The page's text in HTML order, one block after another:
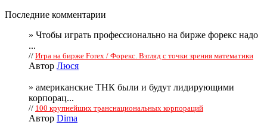
Последние комментарии
» Чтобы играть профессионально на бирже форекс надо
...
// Игра на бирже Forex / Форекс. Взгляд с точки зрения математики
Автор Люся
» американские ТНК были и будут лидирующими
корпорац...
// 100 крупнейших транснациональных корпораций
Автор Dima